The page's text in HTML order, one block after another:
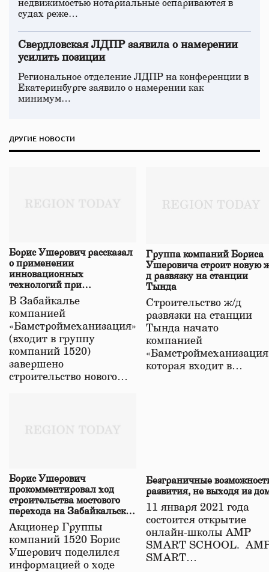
недвижимостью нотариальные оспариваются в
судах реже…
Свердловская ЛДПР заявила о намерении
усилить позиции
Региональное отделение ЛДПР на конференции в
Екатеринбурге заявило о намерении как
минимум…
ДРУГИЕ НОВОСТИ
Борис Ушерович рассказал
о применении
инновационных
технологий при
строительстве нового моста
в Забайкалье
В Забайкалье
компанией
«Бамстроймеханизация»
(входит в группу
компаний 1520)
завершено
строительство нового…
Группа компаний Бориса
Ушеровича строит новую
д развязку на станции
Тында
Строительство ж/д
развязки на станции
Тында начато
компанией
которая входит в…
Борис Ушерович
прокомментировал ход
строительства мостового
перехода на Забайкальской
железной дороге
Акционер Группы
компаний 1520 Борис
Ушерович поделился
информацией о ходе
Безграничные
развития, не выходя из
11 января 2021 года
состоится открытие
онлайн-школы АМР
SMART SCHOOL.
SMART…